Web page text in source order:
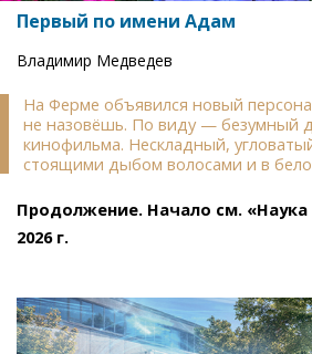
Первый по имени Адам
Владимир Медведев
На Ферме объявился новый
не назовёшь. По виду — безумный
кинофильма. Нескладный,
стоящими дыбом волосами и в
Продолжение. Начало см.
2026 г.